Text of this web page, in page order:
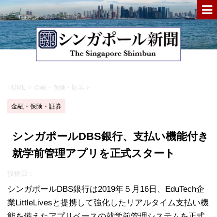
HOME > 金融・保険・証券 >
金融・保険・証券
シンガポールDBS銀行、支払い機能付き
就学前管理アプリを正式スタート
投稿日：
シンガポールDBS銀行は2019年５月16日、EduTech企
業LittleLivesと提携して強化したリアルタイム支払い機